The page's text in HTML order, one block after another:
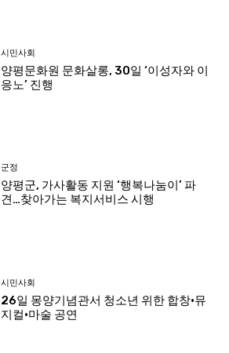
시민사회
양평문화원 문화살롱, 30일 ‘이성자와 이
응노’ 진행
군정
양평군, 가사활동 지원 ‘행복나눔이’ 파
견…찾아가는 복지서비스 시행
시민사회
26일 몽양기념관서 청소년 위한 합창·뮤
지컬·마술 공연